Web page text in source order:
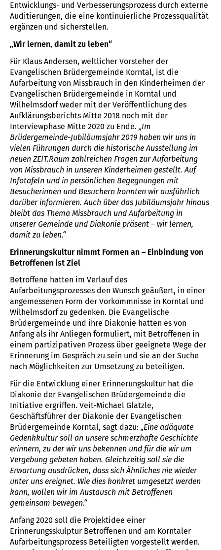
Entwicklungs- und Verbesserungsprozess durch externe
Auditierungen, die eine kontinuierliche Prozessqualität
ergänzen und sicherstellen.
„Wir lernen, damit zu leben“
Für Klaus Andersen, weltlicher Vorsteher der
Evangelischen Brüdergemeinde Korntal, ist die
Aufarbeitung von Missbrauch in den Kinderheimen der
Evangelischen Brüdergemeinde in Korntal und
Wilhelmsdorf weder mit der Veröffentlichung des
Aufklärungsberichts Mitte 2018 noch mit der
Interviewphase Mitte 2020 zu Ende. „Im
Brüdergemeinde-Jubiläumsjahr 2019 haben wir uns in
vielen Führungen durch die historische Ausstellung im
neuen ZEIT.Raum zahlreichen Fragen zur Aufarbeitung
von Missbrauch in unseren Kinderheimen gestellt. Auf
Infotafeln und in persönlichen Begegnungen mit
Besucherinnen und Besuchern konnten wir ausführlich
darüber informieren. Auch über das Jubiläumsjahr hinaus
bleibt das Thema Missbrauch und Aufarbeitung in
unserer Gemeinde und Diakonie präsent – wir lernen,
damit zu leben.“
Erinnerungskultur nimmt Formen an – Einbindung von
Betroffenen ist Ziel
Betroffene hatten im Verlauf des
Aufarbeitungsprozesses den Wunsch geäußert, in einer
angemessenen Form der Vorkommnisse in Korntal und
Wilhelmsdorf zu gedenken. Die Evangelische
Brüdergemeinde und ihre Diakonie hatten es von
Anfang als ihr Anliegen formuliert, mit Betroffenen in
einem partizipativen Prozess über geeignete Wege der
Erinnerung im Gespräch zu sein und sie an der Suche
nach Möglichkeiten zur Umsetzung zu beteiligen.
Für die Entwicklung einer Erinnerungskultur hat die
Diakonie der Evangelischen Brüdergemeinde die
Initiative ergriffen. Veit-Michael Glatzle,
Geschäftsführer der Diakonie der Evangelischen
Brüdergemeinde Korntal, sagt dazu: „Eine adäquate
Gedenkkultur soll an unsere schmerzhafte Geschichte
erinnern, zu der wir uns bekennen und für die wir um
Vergebung gebeten haben. Gleichzeitig soll sie die
Erwartung ausdrücken, dass sich Ähnliches nie wieder
unter uns ereignet. Wie dies konkret umgesetzt werden
kann, wollen wir im Austausch mit Betroffenen
gemeinsam bewegen.“
Anfang 2020 soll die Projektidee einer
Erinnerungsskulptur Betroffenen und am Korntaler
Aufarbeitungsprozess Beteiligten vorgestellt werden.